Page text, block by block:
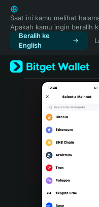
English
日本語
Tiếng Việt
Русский
Español (Latinoamérica)
Türkçe
Italiano
Português (Portugal)
Bahasa Indonesia
Saat ini kamu melihat
Apakah kamu ingin beralih
Beralih ke
English